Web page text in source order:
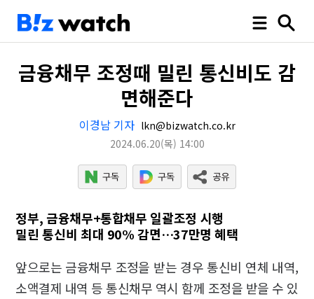
금융채무 조정때 밀린 통신비도 감
면해준다
이경남 기자 lkn@bizwatch.co.kr
2024.06.20(목) 14:00
정부, 금융채무+통합채무 일괄조정 시행
밀린 통신비 최대 90% 감면…37만명 혜택
앞으로는 금융채무 조정을 받는 경우 통신비 연체 내역,
소액결제 내역 등 통신채무 역시 함께 조정을 받을 수 있